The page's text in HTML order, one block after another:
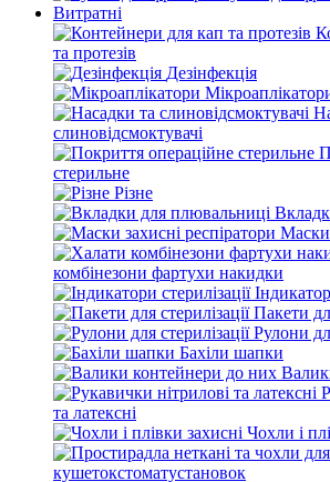
Витратні
та протезів
Дезінфекція
слиновідсмоктувачі
стерильне
Різне
Маски
комбінезони фартухи накидки
Пакети
Рулони
Бахіли шапки
та латексні
Чохли і